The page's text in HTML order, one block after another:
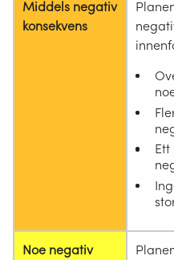
Middels negativ
konsekvens
Noe negativ